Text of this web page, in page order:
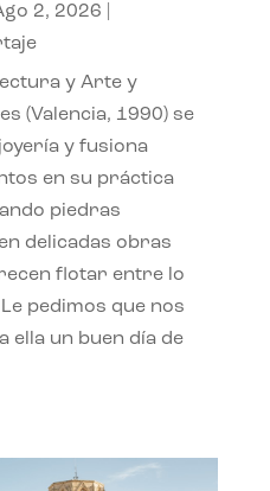
2, 2026
y Arte y
(Valencia, 1990) se
y fusiona
en su práctica
piedras
delicadas obras
flotar entre lo
pedimos que nos
ella un buen día de